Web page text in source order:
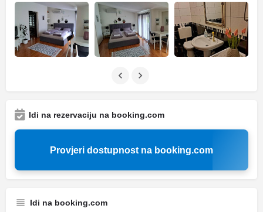
Idi na rezervaciju na booking.com
Provjeri dostupnost na booking.com
Idi na booking.com